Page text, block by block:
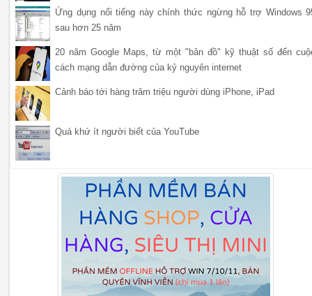
Ứng dụng nổi tiếng này chính thức ngừng hỗ trợ Windows
sau hơn 25 năm
20 năm Google Maps, từ một "bản đồ" kỹ thuật số đến
cách mạng dẫn đường của kỷ nguyên internet
Cảnh báo tới hàng trăm triệu người dùng iPhone, iPad
Quá khứ ít người biết của YouTube